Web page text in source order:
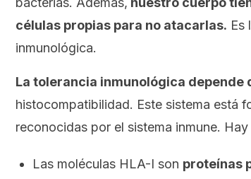
células propias para no atacarlas. Es
inmunológica.
La tolerancia inmunológica depende
histocompatibilidad. Este sistema está
reconocidas por el sistema inmune.
Las moléculas HLA-I son proteínas